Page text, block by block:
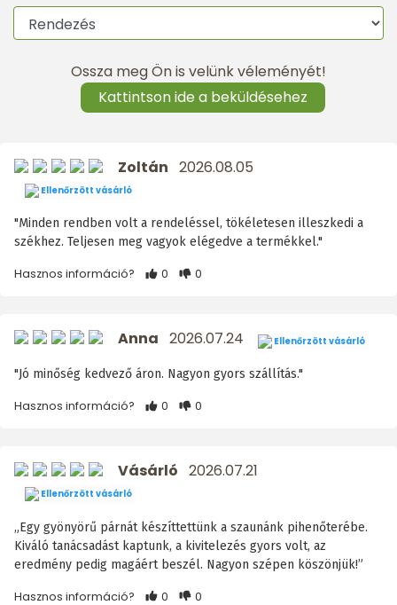
Ossza meg Ön is velünk véleményét!
Kattintson ide a beküldésehez
Zoltán 2026.08.05
Ellenőrzött vásárló
"Minden rendben volt a rendeléssel, tökéletesen illeszkedi a
székhez. Teljesen meg vagyok elégedve a termékkel."
Hasznos információ? 0 0
Anna 2026.07.24 Ellenőrzött vásárló
"Jó minőség kedvező áron. Nagyon gyors szállítás."
Hasznos információ? 0 0
Vásárló 2026.07.21
Ellenőrzött vásárló
„Egy gyönyörű párnát készíttettünk a szaunánk pihenőterébe.
Kiváló tanácsadást kaptunk, a kivitelezés gyors volt, az
eredmény pedig magáért beszél. Nagyon szépen köszönjük!”
Hasznos információ? 0 0